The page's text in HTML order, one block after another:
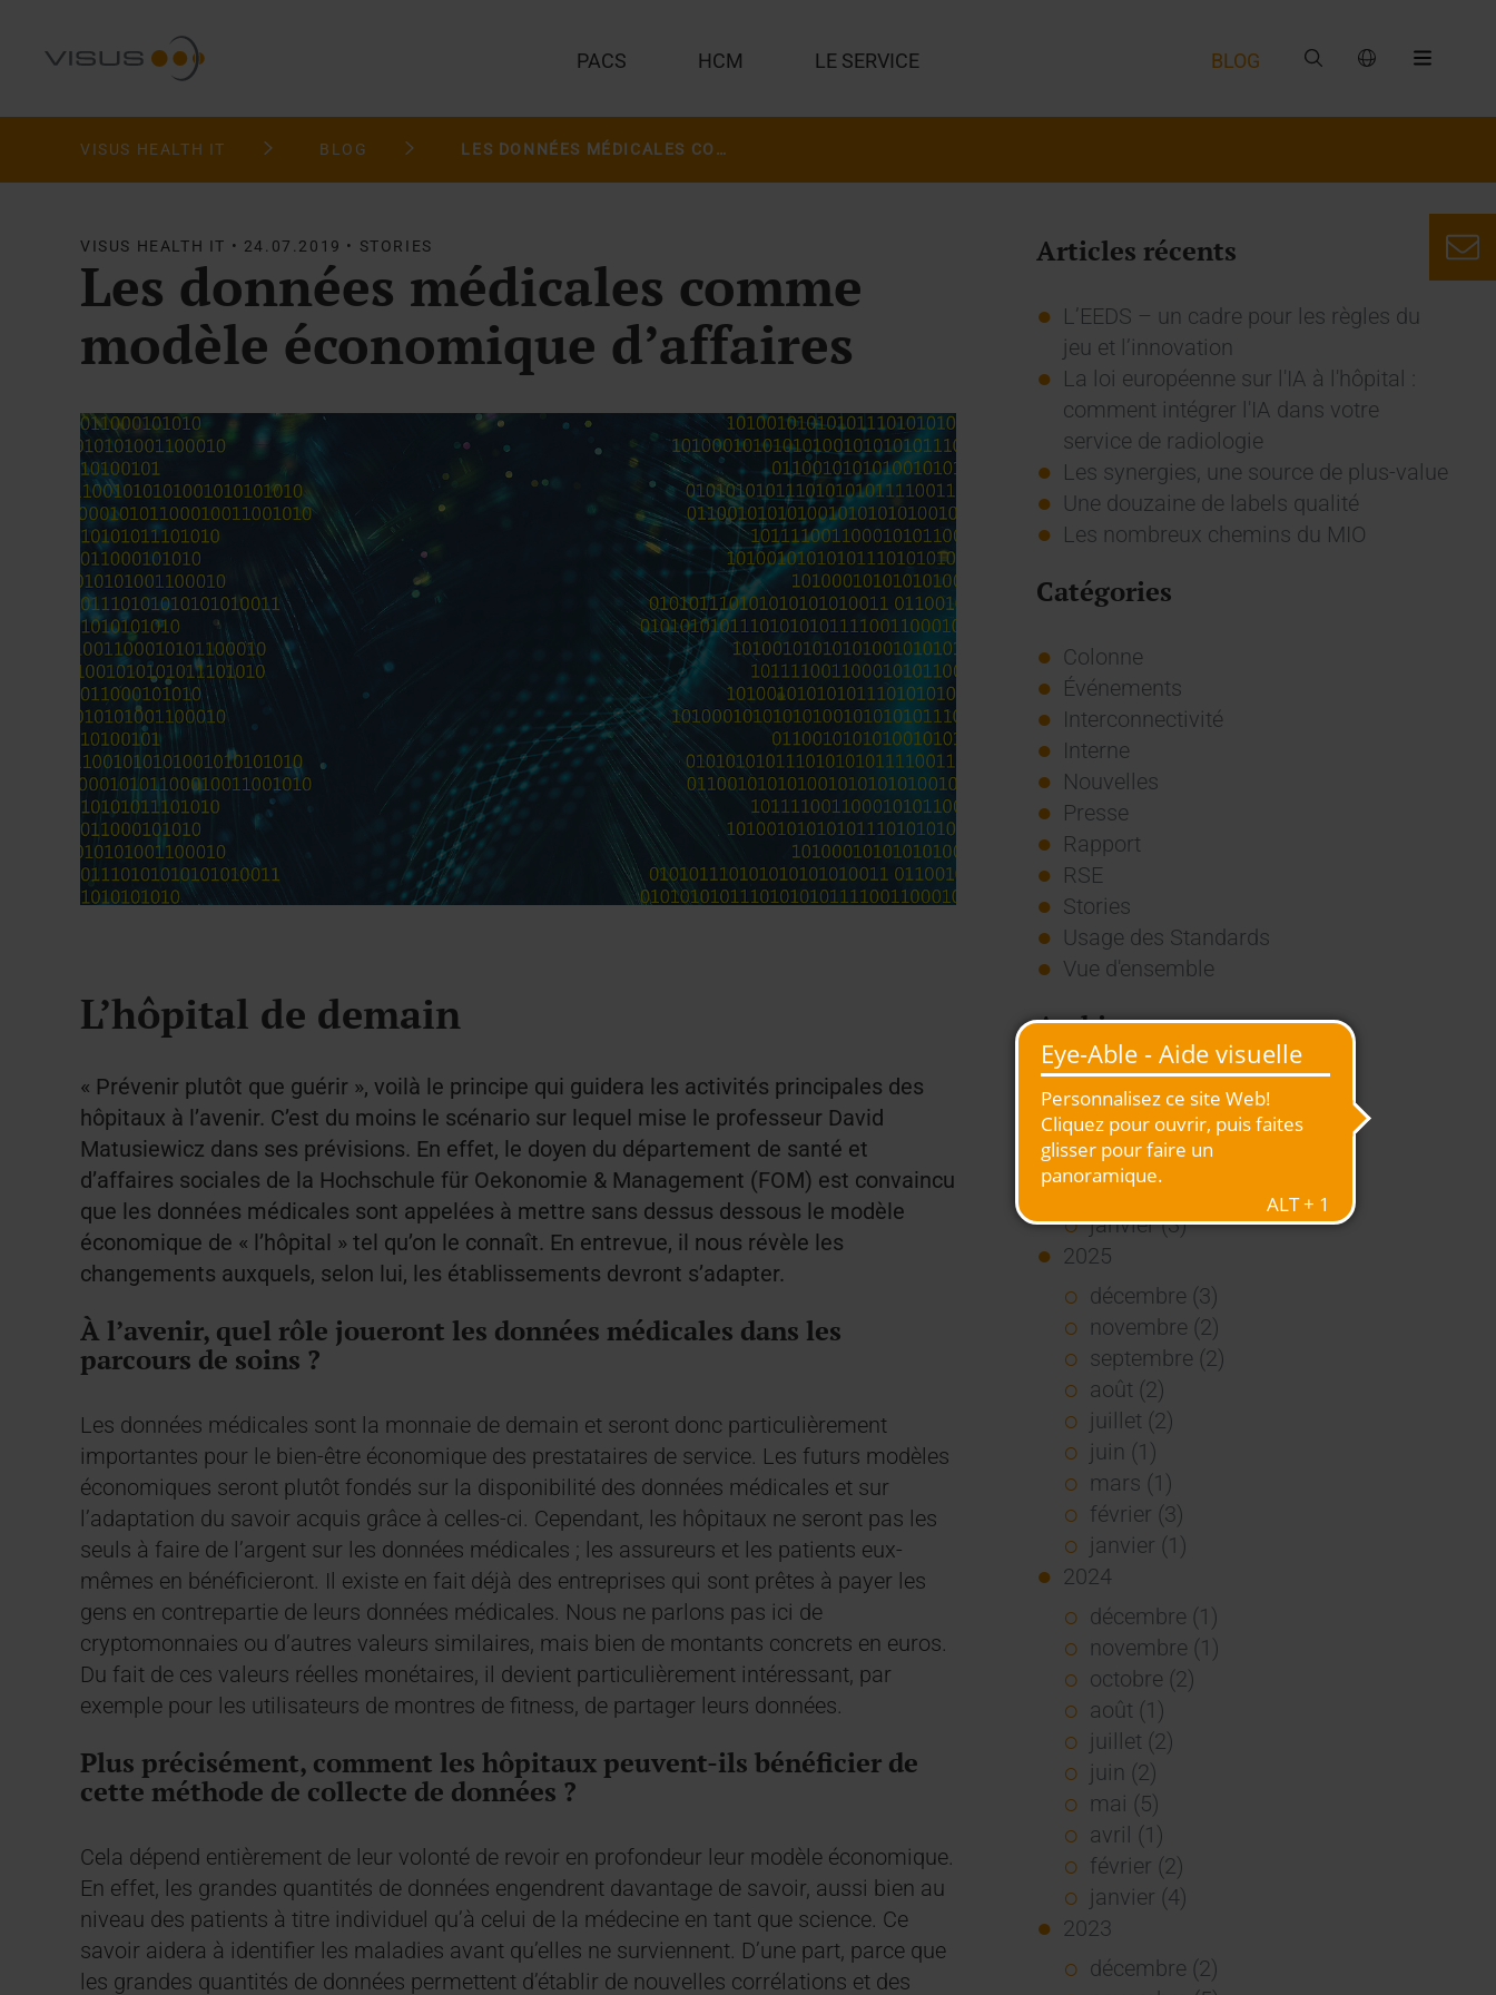
PACS HCM LE SERVICE BLOG
VISUS HEALTH IT BLOG LES DONNÉES MÉDICALES COMME MODÈLE ÉCONOMIQUE D’AFFAIRES
VISUS HEALTH IT • 24.07.2019 • STORIES
Les données médicales comme
modèle économique d’affaires
L’hôpital de demain
« Prévenir plutôt que guérir », voilà le principe qui guidera les activités principales des
hôpitaux à l’avenir. C’est du moins le scénario sur lequel mise le professeur David
Matusiewicz dans ses prévisions. En effet, le doyen du département de santé et
d’affaires sociales de la Hochschule für Oekonomie & Management (FOM) est convaincu
que les données médicales sont appelées à mettre sans dessus dessous le modèle
économique de « l’hôpital » tel qu’on le connaît. En entrevue, il nous révèle les
changements auxquels, selon lui, les établissements devront s’adapter.
À l’avenir, quel rôle joueront les données médicales dans les
parcours de soins ?
Les données médicales sont la monnaie de demain et seront donc particulièrement
importantes pour le bien-être économique des prestataires de service. Les futurs modèles
économiques seront plutôt fondés sur la disponibilité des données médicales et sur
l’adaptation du savoir acquis grâce à celles-ci. Cependant, les hôpitaux ne seront pas les
seuls à faire de l’argent sur les données médicales ; les assureurs et les patients eux-
mêmes en bénéficieront. Il existe en fait déjà des entreprises qui sont prêtes à payer les
gens en contrepartie de leurs données médicales. Nous ne parlons pas ici de
cryptomonnaies ou d’autres valeurs similaires, mais bien de montants concrets en euros.
Du fait de ces valeurs réelles monétaires, il devient particulièrement intéressant, par
exemple pour les utilisateurs de montres de fitness, de partager leurs données.
Plus précisément, comment les hôpitaux peuvent-ils bénéficier de
cette méthode de collecte de données ?
Cela dépend entièrement de leur volonté de revoir en profondeur leur modèle économique.
En effet, les grandes quantités de données engendrent davantage de savoir, aussi bien au
niveau des patients à titre individuel qu’à celui de la médecine en tant que science. Ce
savoir aidera à identifier les maladies avant qu’elles ne surviennent. D’une part, parce que
les grandes quantités de données permettent d’établir de nouvelles corrélations et des
Articles récents
L’EEDS – un cadre pour les règles du
jeu et l’innovation
La loi européenne sur l'IA à l'hôpital :
comment intégrer l'IA dans votre
service de radiologie
Les synergies, une source de plus-value
Une douzaine de labels qualité
Les nombreux chemins du MIO
Catégories
Colonne
Événements
Interconnectivité
Interne
Nouvelles
Presse
Rapport
RSE
Stories
Usage des Standards
Vue d'ensemble
Archive
2026
juillet (3)
juin (4)
mai (1)
janvier (3)
2025
décembre (3)
novembre (2)
septembre (2)
août (2)
juillet (2)
juin (1)
mars (1)
février (3)
janvier (1)
2024
décembre (1)
novembre (1)
octobre (2)
août (1)
juillet (2)
juin (2)
mai (5)
avril (1)
février (2)
janvier (4)
2023
décembre (2)